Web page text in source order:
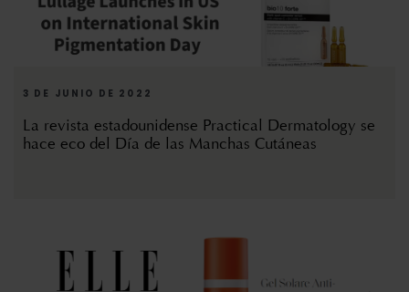
3 DE JUNIO DE 2022
La revista estadounidense Practical Dermatology se
hace eco del Día de las Manchas Cutáneas